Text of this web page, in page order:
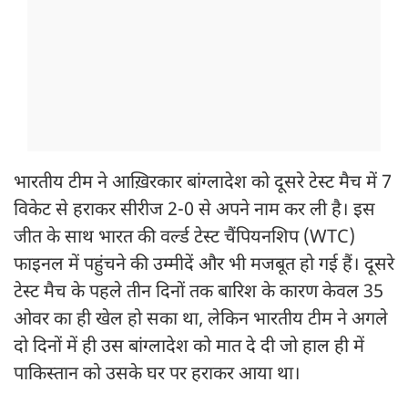
भारतीय टीम ने आख़िरकार बांग्लादेश को दूसरे टेस्ट मैच में 7
विकेट से हराकर सीरीज 2-0 से अपने नाम कर ली है। इस
जीत के साथ भारत की वर्ल्ड टेस्ट चैंपियनशिप (WTC)
फाइनल में पहुंचने की उम्मीदें और भी मजबूत हो गई हैं। दूसरे
टेस्ट मैच के पहले तीन दिनों तक बारिश के कारण केवल 35
ओवर का ही खेल हो सका था, लेकिन भारतीय टीम ने अगले
दो दिनों में ही उस बांग्लादेश को मात दे दी जो हाल ही में
पाकिस्तान को उसके घर पर हराकर आया था।